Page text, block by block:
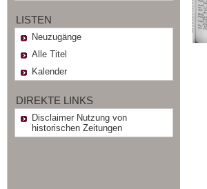
LISTEN
Neuzugänge
Alle Titel
Kalender
DIREKTE LINKS
Disclaimer Nutzung von
historischen Zeitungen